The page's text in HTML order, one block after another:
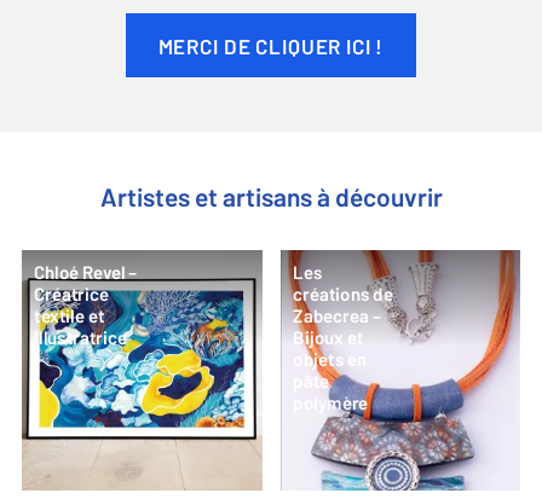
MERCI DE CLIQUER ICI !
Artistes et artisans à découvrir
Chloé Revel –
Créatrice
textile et
Illustratrice
Les
créations de
Zabecrea –
Bijoux et
objets en
pâte
polymère